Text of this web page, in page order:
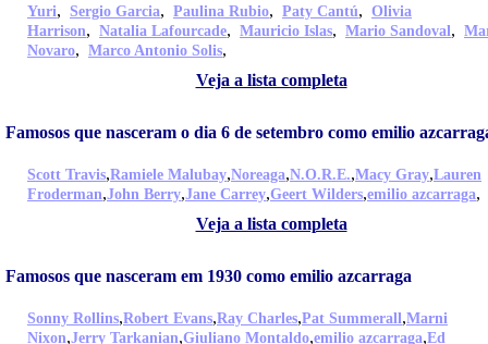
Yuri, Sergio Garcia, Paulina Rubio, Paty Cantú, Olivia
Harrison, Natalia Lafourcade, Mauricio Islas, Mario Sandoval,
Novaro, Marco Antonio Solis,
Veja a lista completa
Famosos que nasceram o dia 6 de setembro como emilio
Scott Travis,Ramiele Malubay,Noreaga,N.O.R.E.,Macy Gray,Lauren
Froderman,John Berry,Jane Carrey,Geert Wilders,emilio azcarraga,
Veja a lista completa
Famosos que nasceram em 1930 como emilio azcarraga
Sonny Rollins,Robert Evans,Ray Charles,Pat Summerall,Marni
Nixon,Jerry Tarkanian,Giuliano Montaldo,emilio azcarraga,Ed